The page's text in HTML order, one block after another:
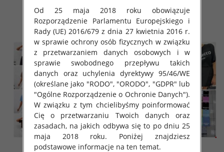
Od 25 maja 2018 roku obowiązuje
Rozporządzenie Parlamentu Europejskiego i
Rady (UE) 2016/679 z dnia 27 kwietnia 2016 r.
w sprawie ochrony osób fizycznych w związku
z przetwarzaniem danych osobowych i w
sprawie swobodnego przepływu takich
danych oraz uchylenia dyrektywy 95/46/WE
(określane jako "RODO", "ORODO", "GDPR" lub
"Ogólne Rozporządzenie o Ochronie Danych").
W związku z tym chcielibyśmy poinformować
Cię o przetwarzaniu Twoich danych oraz
zasadach, na jakich odbywa się to po dniu 25
maja 2018 roku. Poniżej znajdziesz
podstawowe informacje na ten temat.